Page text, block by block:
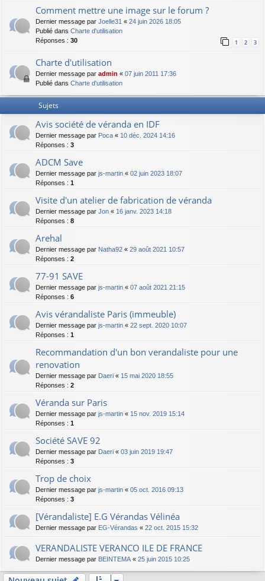
Comment mettre une image sur le forum ?
Dernier message par Joelle31 « 24 juin 2026 18:05
Publié dans Charte d'utilisation
Réponses : 30 1 2 3
Charte d'utilisation
Dernier message par admin « 07 juin 2011 17:36
Publié dans Charte d'utilisation
Sujets
Avis société de véranda en IDF
Dernier message par Poca « 10 déc. 2024 14:16
Réponses : 3
ADCM Save
Dernier message par js-martin « 02 juin 2023 18:07
Réponses : 1
Visite d'un atelier de fabrication de véranda
Dernier message par Jon « 16 janv. 2023 14:18
Réponses : 8
Arehal
Dernier message par Natha92 « 29 août 2021 10:57
Réponses : 2
77-91 SAVE
Dernier message par js-martin « 07 août 2021 21:15
Réponses : 6
Avis vérandaliste Paris (immeuble)
Dernier message par js-martin « 22 sept. 2020 10:07
Réponses : 1
Recommandation d'un bon verandaliste pour une
renovation
Dernier message par Daeri « 15 mai 2020 18:55
Réponses : 2
Véranda sur Paris
Dernier message par js-martin « 15 nov. 2019 15:14
Réponses : 1
Société SAVE 92
Dernier message par Daeri « 03 juin 2019 19:47
Réponses : 3
Trop de choix
Dernier message par js-martin « 05 oct. 2016 09:13
Réponses : 3
[Vérandaliste] E.G Vérandas Vélinéa
Dernier message par EG-Vérandas « 22 oct. 2015 15:32
VERANDALISTE VERANCO ILE DE FRANCE
Dernier message par BEINTEMA « 25 juin 2015 10:25